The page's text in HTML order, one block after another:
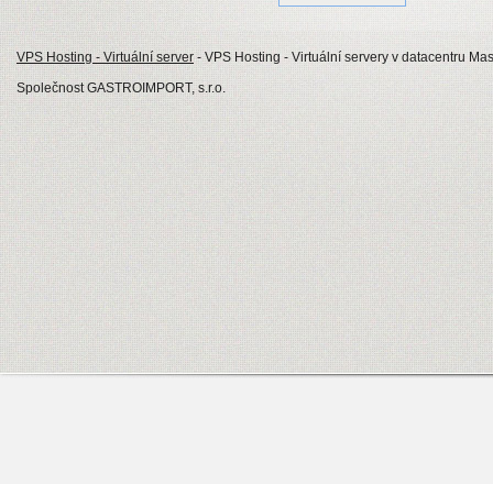
VPS Hosting - Virtuální server - VPS Hosting - Virtuální servery v datacentru
Společnost GASTROIMPORT, s.r.o.